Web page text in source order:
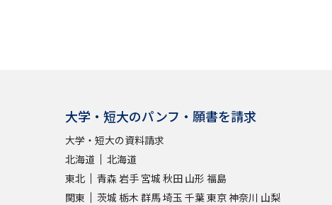
大学・短大のパンフ・願書を請求
大学・短大の資料請求
北海道
北海道
東北
青森 岩手 宮城 秋田 山形 福島
関東
茨城 栃木 群馬埼玉 千葉東京神奈川 山梨